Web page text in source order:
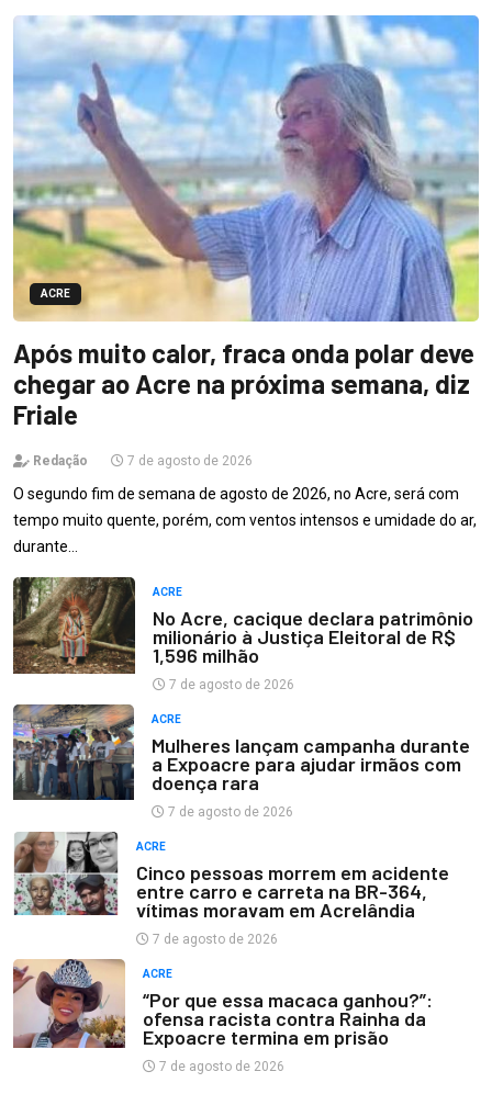
ACRE
Após muito calor, fraca onda polar deve
chegar ao Acre na próxima semana, diz
Friale
Redação 7 de agosto de 2026
O segundo fim de semana de agosto de 2026, no Acre, será com
tempo muito quente, porém, com ventos intensos e umidade do ar,
durante…
ACRE
No Acre, cacique declara patrimônio
milionário à Justiça Eleitoral de R$
1,596 milhão
7 de agosto de 2026
ACRE
Mulheres lançam campanha durante
a Expoacre para ajudar irmãos com
doença rara
7 de agosto de 2026
ACRE
Cinco pessoas morrem em acidente
entre carro e carreta na BR-364,
vítimas moravam em Acrelândia
7 de agosto de 2026
ACRE
“Por que essa macaca ganhou?”:
ofensa racista contra Rainha da
Expoacre termina em prisão
7 de agosto de 2026